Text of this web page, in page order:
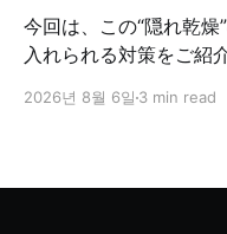
今回は、この“隠れ乾燥
入れられる対策をご紹
2026년 8월 6일 3 min read